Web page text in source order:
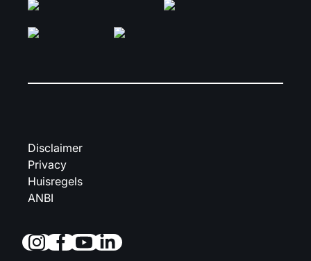
Disclaimer
Privacy
Huisregels
ANBI